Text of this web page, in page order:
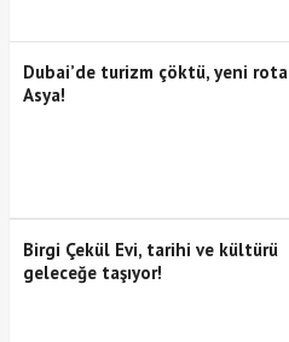
Dubai’de turizm çöktü, yeni rota
Asya!
Birgi Çekül Evi, tarihi ve kültürü
geleceğe taşıyor!